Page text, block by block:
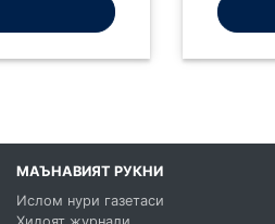
МАЪНАВИЯТ РУКНИ
Ислом нури газетаси